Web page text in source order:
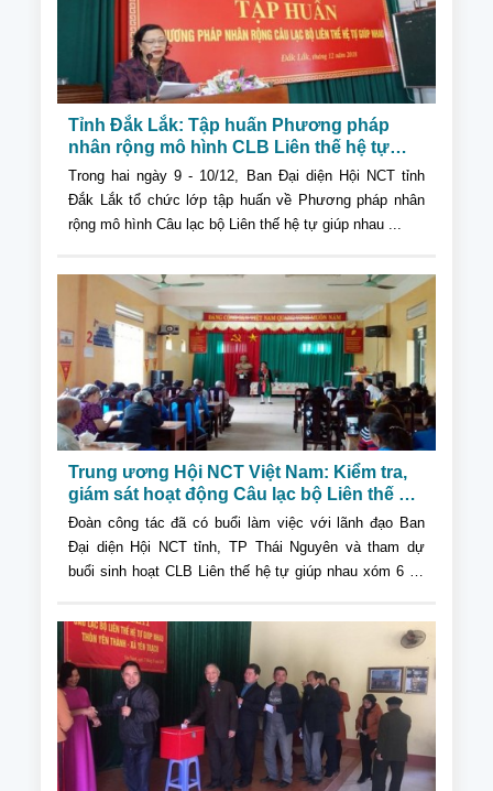
Tỉnh Đắk Lắk: Tập huấn Phương pháp
nhân rộng mô hình CLB Liên thế hệ tự
giúp nhau
Trong hai ngày 9 - 10/12, Ban Đại diện Hội NCT tỉnh
Đắk Lắk tổ chức lớp tập huấn về Phương pháp nhân
rộng mô hình Câu lạc bộ Liên thế hệ tự giúp nhau ...
Trung ương Hội NCT Việt Nam: Kiểm tra,
giám sát hoạt động Câu lạc bộ Liên thế hệ
tự giúp nhau tại tỉnh Thái Nguyên
Đoàn công tác đã có buổi làm việc với lãnh đạo Ban
Đại diện Hội NCT tỉnh, TP Thái Nguyên và tham dự
buổi sinh hoạt CLB Liên thế hệ tự giúp nhau xóm 6 xã